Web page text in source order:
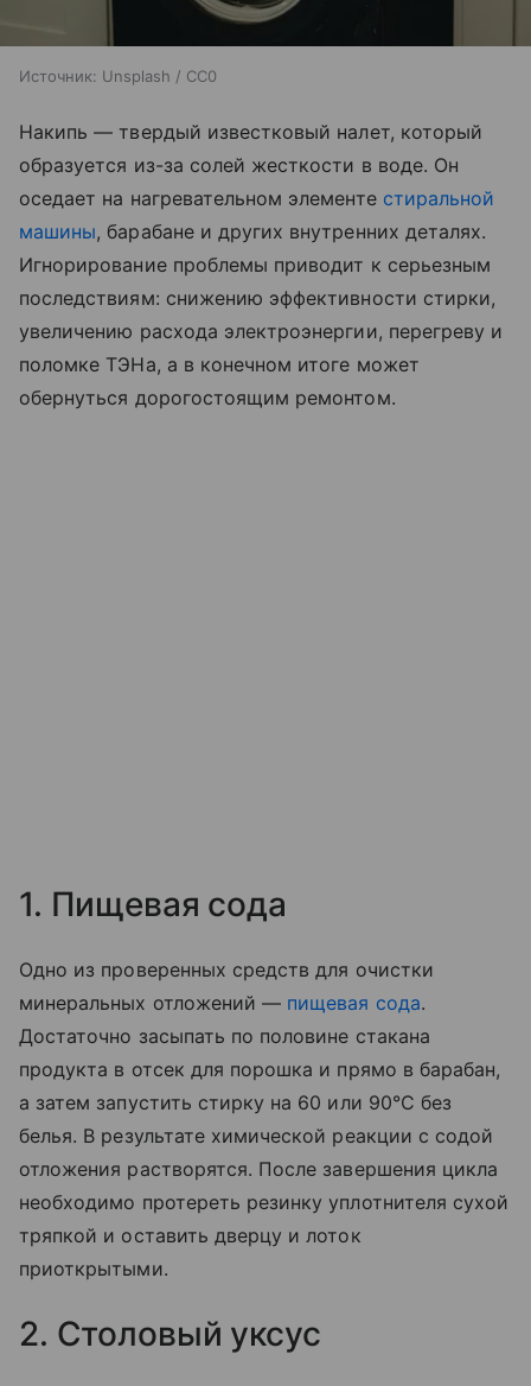
Источник: Unsplash / CC0
Накипь — твердый известковый налет, который
образуется из-за солей жесткости в воде. Он
оседает на нагревательном элементе стиральной
машины, барабане и других внутренних деталях.
Игнорирование проблемы приводит к серьезным
последствиям: снижению эффективности стирки,
увеличению расхода электроэнергии, перегреву и
поломке ТЭНа, а в конечном итоге может
обернуться дорогостоящим ремонтом.
1. Пищевая сода
Одно из проверенных средств для очистки
минеральных отложений — пищевая сода.
Достаточно засыпать по половине стакана
продукта в отсек для порошка и прямо в барабан,
а затем запустить стирку на 60 или 90°С без
белья. В результате химической реакции с содой
отложения растворятся. После завершения цикла
необходимо протереть резинку уплотнителя сухой
тряпкой и оставить дверцу и лоток
приоткрытыми.
2. Столовый уксус